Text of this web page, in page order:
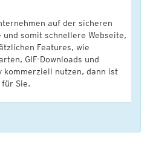
auf der sicheren
somit schnellere Webseite,
Features, wie
GIF-Downloads und
kommerziell nutzen, dann ist
Sie.